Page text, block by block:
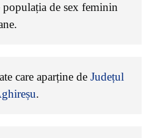
de sex feminin
care aparține de Județul
.